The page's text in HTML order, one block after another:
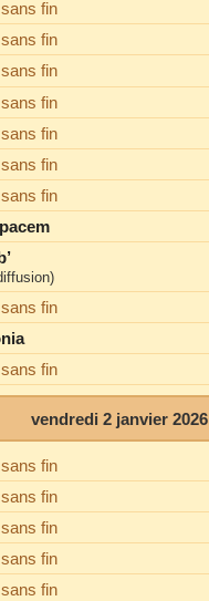
fin
fin
fin
fin
fin
fin
fin
fin
fin
vendredi 2 janvier 2026
fin
fin
fin
fin
fin